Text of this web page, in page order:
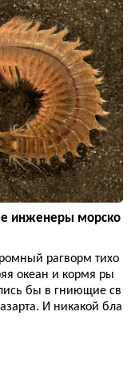
инженеры морско
рагворм тихо
океан и кормя ры
бы в гниющие св
И никакой бла